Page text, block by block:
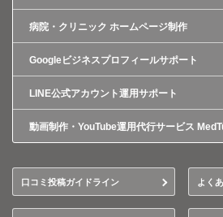
病院・クリニック ホームページ制作
Googleビジネスプロフィールサポート
LINE公式アカウント運用サポート
動画制作・YouTube運用代行サービス
口コミ投稿ガイドライン よく